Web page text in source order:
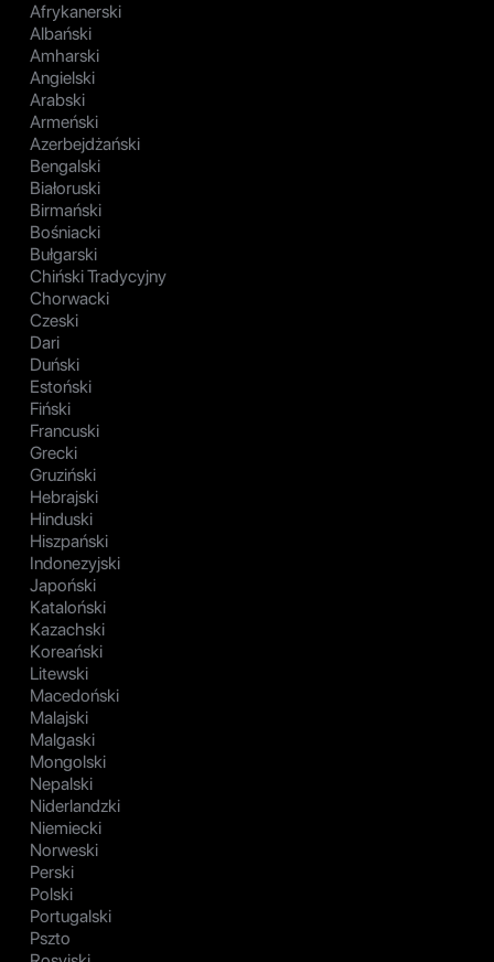
Afrykanerski
Albański
Amharski
Angielski
Arabski
Armeński
Azerbejdżański
Bengalski
Białoruski
Birmański
Bośniacki
Bułgarski
Chiński Tradycyjny
Chorwacki
Czeski
Dari
Duński
Estoński
Fiński
Francuski
Grecki
Gruziński
Hebrajski
Hinduski
Hiszpański
Indonezyjski
Japoński
Kataloński
Kazachski
Koreański
Litewski
Macedoński
Malajski
Malgaski
Mongolski
Nepalski
Niderlandzki
Niemiecki
Norweski
Perski
Polski
Portugalski
Pszto